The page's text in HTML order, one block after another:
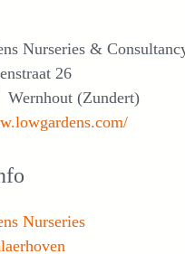
Nurseries &
26
(Zundert)
Nurseries